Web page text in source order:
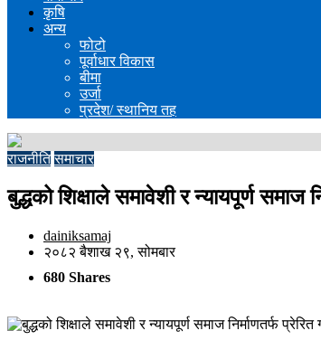
कृषि
अन्य
फोटो
पूर्वाधार विकास
बीमा
उर्जा
प्रदेश/ स्थानिय तह
राजनीति समाचार
बुद्धको शिक्षाले समावेशी र न्यायपूर्ण समाज
dainiksamaj
२०८२ बैशाख २९, सोमबार
680 Shares